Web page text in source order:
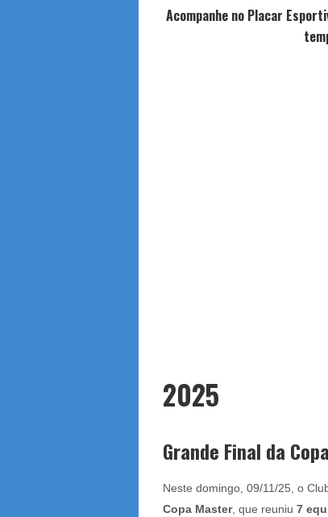
Acompanhe no Placar
2025
Grande Final da
Neste domingo, 09/11/25, o
Copa Master, que reuniu 7